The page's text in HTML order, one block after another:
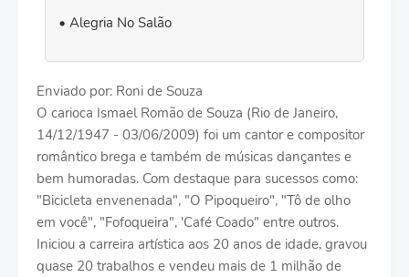
Alegria No Salão
Enviado por: Roni de Souza
O carioca Ismael Romão de Souza (Rio de Janeiro,
14/12/1947 - 03/06/2009) foi um cantor e compositor
romântico brega e também de músicas dançantes e
bem humoradas. Com destaque para sucessos como:
"Bicicleta envenenada", "O Pipoqueiro", "Tô de olho
em você", "Fofoqueira", 'Café Coado" entre outros.
Iniciou a carreira artística aos 20 anos de idade, gravou
quase 20 trabalhos e vendeu mais de 1 milhão de